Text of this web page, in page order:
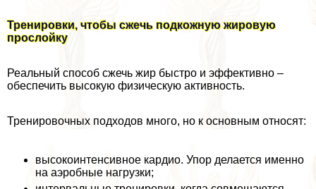
Тренировки, чтобы сжечь подкожную жировую
прослойку
Реальный способ сжечь жир быстро и эффективно ‒
обеспечить высокую физическую активность.
Тренировочных подходов много, но к основным относят:
высокоинтенсивное кардио. Упор делается именно
на аэробные нагрузки;